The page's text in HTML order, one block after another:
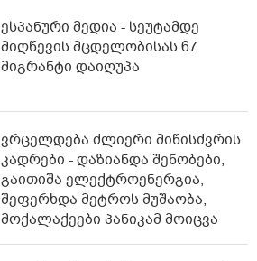
ესპანური მედია - სეუტამდე
მიღწევის მცდელობისას 67
მიგრანტი დაიღუპა
ვრცელდება ძლიერი მიწისძვრის
კადრები - დაზიანდა შენობები,
გაითიშა ელექტროენერგია,
შეფერხდა მეტროს მუშაობა,
მოქალაქეები პანიკამ მოიცვა